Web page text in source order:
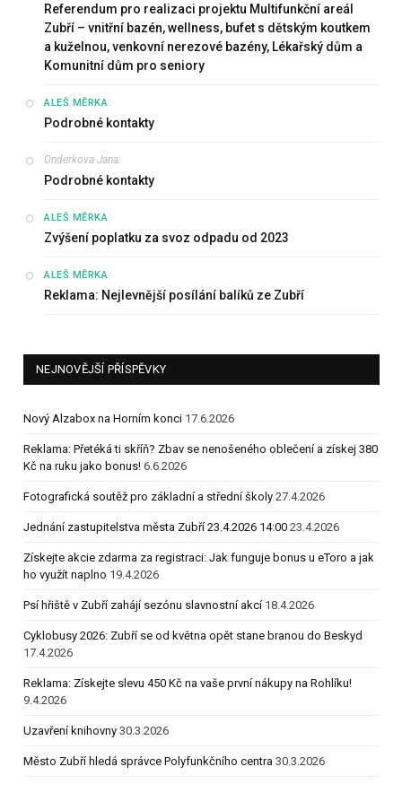
Referendum pro realizaci projektu Multifunkční areál
Zubří – vnitřní bazén, wellness, bufet s dětským koutkem
a kuželnou, venkovní nerezové bazény, Lékařský dům a
Komunitní dům pro seniory
ALEŠ MĚRKA:
Podrobné kontakty
Onderkova Jana:
Podrobné kontakty
ALEŠ MĚRKA:
Zvýšení poplatku za svoz odpadu od 2023
ALEŠ MĚRKA:
Reklama: Nejlevnější posílání balíků ze Zubří
NEJNOVĚJŠÍ PŘÍSPĚVKY
Nový Alzabox na Horním konci 17.6.2026
Reklama: Přetéká ti skříň? Zbav se nenošeného oblečení a získej 380
Kč na ruku jako bonus! 6.6.2026
Fotografická soutěž pro základní a střední školy 27.4.2026
Jednání zastupitelstva města Zubří 23.4.2026 14:00 23.4.2026
Získejte akcie zdarma za registraci: Jak funguje bonus u eToro a jak
ho využít naplno 19.4.2026
Psí hřiště v Zubří zahájí sezónu slavnostní akcí 18.4.2026
Cyklobusy 2026: Zubří se od května opět stane branou do Beskyd
17.4.2026
Reklama: Získejte slevu 450 Kč na vaše první nákupy na Rohlíku!
9.4.2026
Uzavření knihovny 30.3.2026
Město Zubří hledá správce Polyfunkčního centra 30.3.2026